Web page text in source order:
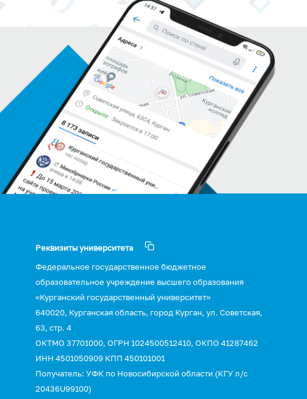
Реквизиты университета
Федеральное государственное бюджетное
образовательное учреждение высшего образования
«Курганский государственный университет»
640020, Курганская область, город Курган, ул. Советская,
63, стр. 4
ОКТМО 37701000, ОГРН 1024500512410, ОКПО 41287462
ИНН 4501050909 КПП 450101001
Получатель: УФК по Новосибирской области (КГУ л/с
20436U99100)